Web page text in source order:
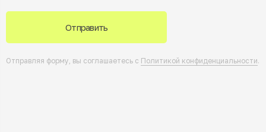
Отправить
Отправляя форму, вы соглашаетесь с Политикой конфиденциальности.